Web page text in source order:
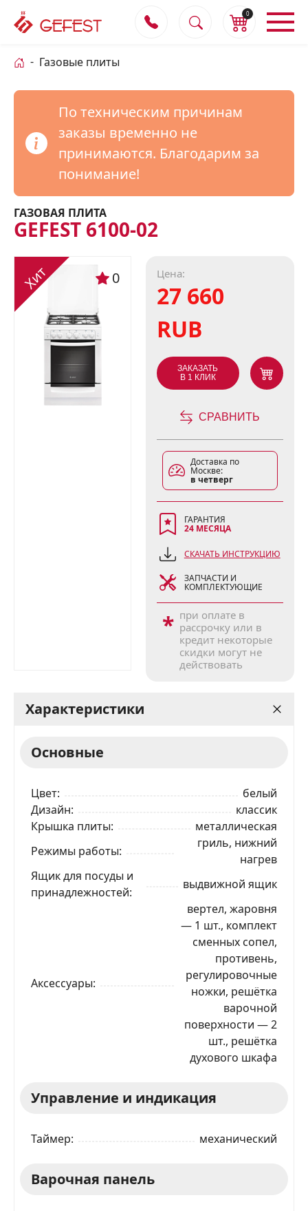
0
Газовые плиты
По техническим причинам
заказы временно не
принимаются. Благодарим за
понимание!
ГАЗОВАЯ ПЛИТА
GEFEST 6100-02
Хит 0 Цена:
27 660
RUB
ЗАКАЗАТЬ
В 1 КЛИК
СРАВНИТЬ
Доставка по
Москве:
в четверг
ГАРАНТИЯ
24 МЕСЯЦА
СКАЧАТЬ ИНСТРУКЦИЮ
ЗАПЧАСТИ И
КОМПЛЕКТУЮЩИЕ
* при оплате в
рассрочку или в
кредит некоторые
скидки могут не
действовать
Характеристики
Основные
Цвет
белый
Дизайн
классик
Крышка плиты
металлическая
Режимы работы
гриль, нижний
нагрев
Ящик для посуды и
принадлежностей
выдвижной ящик
Аксессуары
вертел, жаровня
— 1 шт., комплект
сменных сопел,
противень,
регулировочные
ножки, решётка
варочной
поверхности — 2
шт., решётка
духового шкафа
Управление и индикация
Таймер механический
Варочная панель